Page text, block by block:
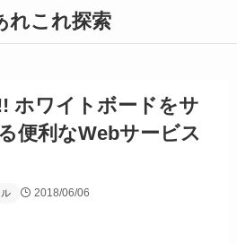
れこれ探索
ホワイトボードをサ
便利なWebサービス
2018/06/06